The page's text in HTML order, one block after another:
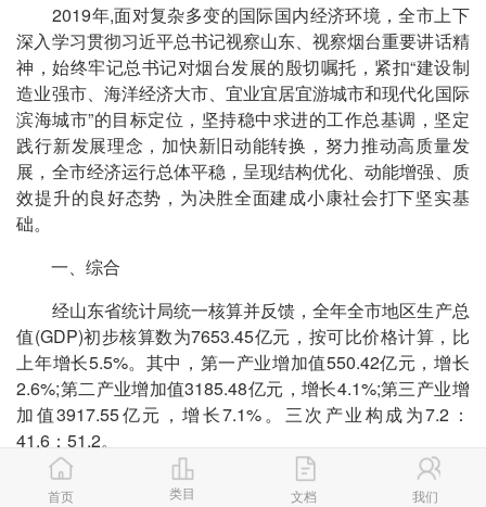
2019年,面对复杂多变的国际国内经济环境，全市上下
深入学习贯彻习近平总书记视察山东、视察烟台重要讲话精
神，始终牢记总书记对烟台发展的殷切嘱托，紧扣“建设制
造业强市、海洋经济大市、宜业宜居宜游城市和现代化国际
滨海城市”的目标定位，坚持稳中求进的工作总基调，坚定
践行新发展理念，加快新旧动能转换，努力推动高质量发
展，全市经济运行总体平稳，呈现结构优化、动能增强、质
效提升的良好态势，为决胜全面建成小康社会打下坚实基
础。
一、综合
经山东省统计局统一核算并反馈，全年全市地区生产总
值(GDP)初步核算数为7653.45亿元，按可比价格计算，比
上年增长5.5%。其中，第一产业增加值550.42亿元，增长
2.6%;第二产业增加值3185.48亿元，增长4.1%;第三产业增
加值3917.55亿元，增长7.1%。三次产业构成为7.2：
41.6：51.2。
按年平均常住人口计算，全市人均地区生产总值
首页 类目 文档 我们